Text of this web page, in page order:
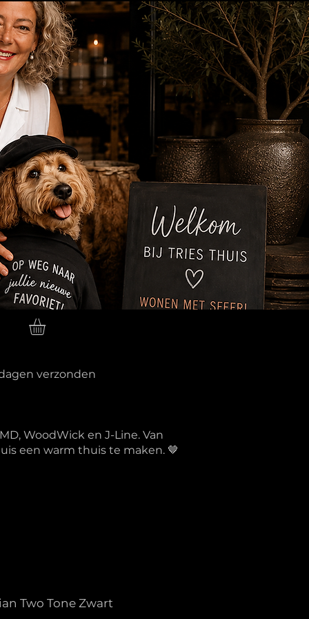
verzonden
WoodWick en J-Line. Van
een warm thuis te maken. 🤎
Two Tone Zwart